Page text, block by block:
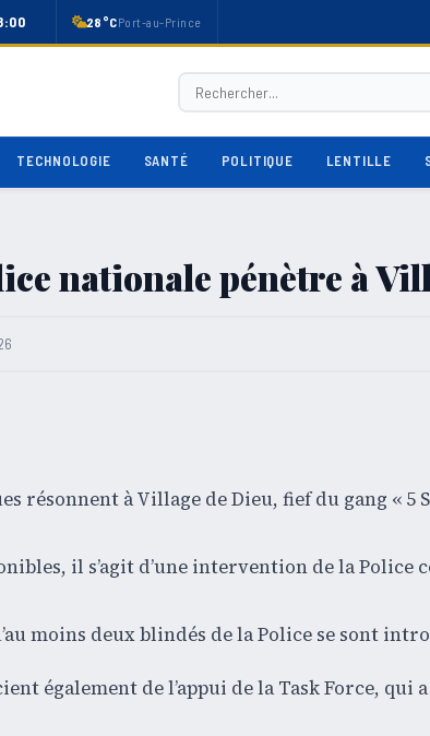
28°CPort-au-Prince
TECHNOLOGIE SANTÉ POLITIQUE LENTILLE
nationale pénètre à
résonnent à Village de Dieu, fief du gang « 5
il s’agit d’une intervention de la Police
moins deux blindés de la Police se sont
également de l’appui de la Task Force,